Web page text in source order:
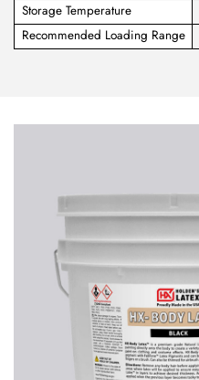
Storage Temperature
Recommended Loading Range